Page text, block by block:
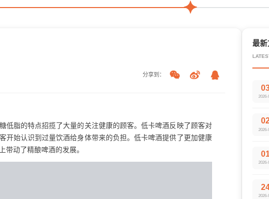
分享到：
低脂的特点招揽了大量的关注健康的顾客。低卡啤酒反映了顾客对
开始认识到过量饮酒给身体带来的负担。低卡啤酒提供了更加健康
带动了精酿啤酒的发展。
最新
2026-
2026-
2026-
2026-